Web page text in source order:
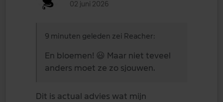
02 juni 2026
9 minuten geleden zei Reacher:
En bloemen! 😃 Maar niet teveel
anders moet ze zo sjouwen.
Dit is actual advies wat mijn